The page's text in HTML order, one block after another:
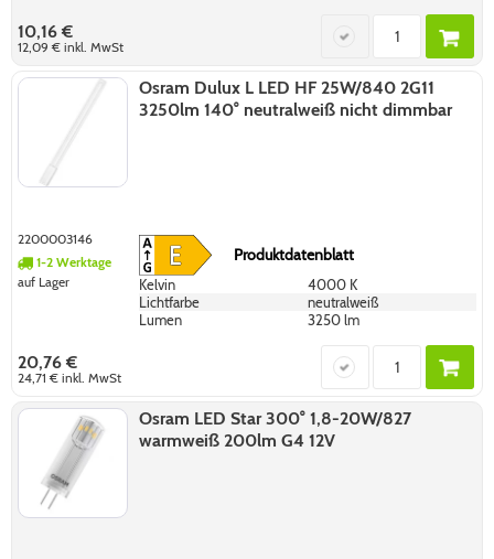
10,16 €
12,09 €inkl. MwSt
Osram Dulux L LED HF 25W/840 2G11
3250lm 140° neutralweiß nicht dimmbar
2200003146
1-2 Werktage
auf Lager
Produktdatenblatt
Kelvin
4000 K
Lichtfarbe
neutralweiß
Lumen
3250 lm
20,76 €
24,71 €inkl. MwSt
Osram LED Star 300° 1,8-20W/827
warmweiß 200lm G4 12V